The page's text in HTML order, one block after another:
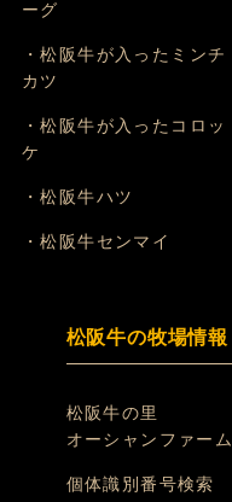
ーグ
・松阪牛が入ったミンチ
カツ
・松阪牛が入ったコロッ
ケ
・松阪牛ハツ
・松阪牛センマイ
松阪牛の牧場情報
松阪牛の里
オーシャンファーム
個体識別番号検索